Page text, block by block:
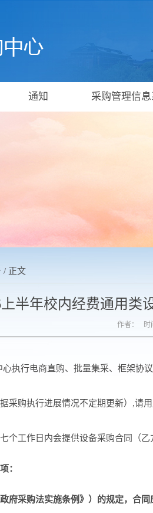
通知 采购管理信
/ 正文
上半年校内经费通用类
作者： 时
执行电商直购、批量集采、框架协
采购执行进展情况不定期更新）,请
个工作日内会提供设备采购合同（
：
府采购法实施条例》）的规定，合